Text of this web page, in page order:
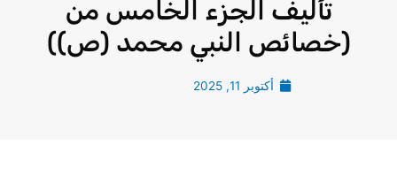
تأليف الجزء الخامس من
(خصائص النبي محمد (ص))
أكتوبر 11, 2025